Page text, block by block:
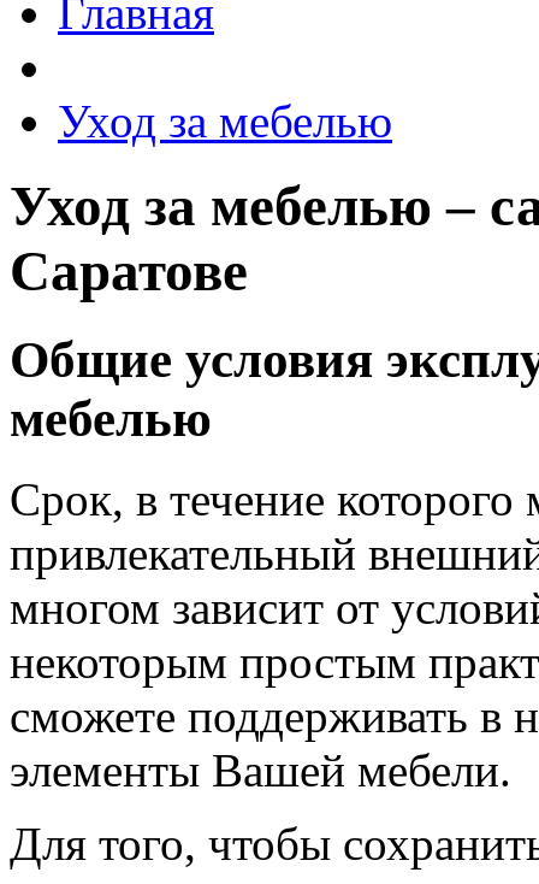
Главная
Уход за мебелью
Уход за мебелью –
Саратове
Общие условия
мебелью
Срок, в течение которого
привлекательный
многом зависит от
некоторым простым
сможете поддерживать в
элементы Вашей мебели.
Для того, чтобы